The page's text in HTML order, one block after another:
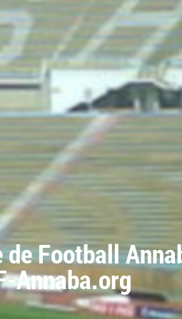
Football
Annaba.org